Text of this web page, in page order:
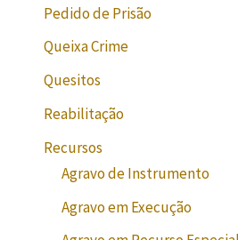
Pedido de Prisão
Queixa Crime
Quesitos
Reabilitação
Recursos
Agravo de Instrumento
Agravo em Execução